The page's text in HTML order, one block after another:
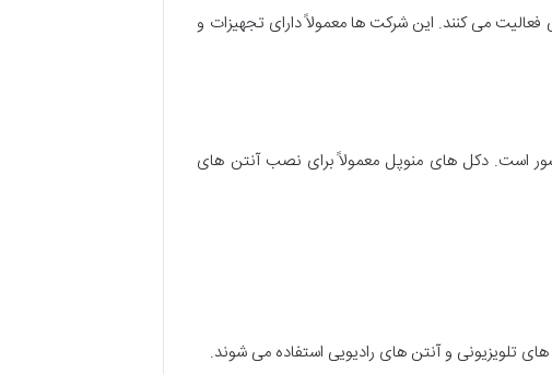
می کنند. این شرکت ها معمولاً دارای تجهیزات و
است. دکل های منوپل معمولاً برای نصب آنتن های
تلویزیونی و آنتن های رادیویی استفاده می شوند.